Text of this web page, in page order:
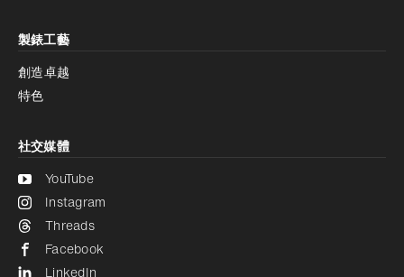
製錶工藝
創造卓越
特色
社交媒體
YouTube
Instagram
Threads
Facebook
LinkedIn